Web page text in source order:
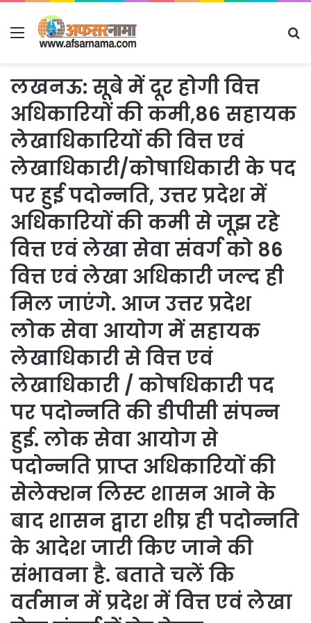
Menu
लखनऊ: सूबे में दूर होगी वित्त
अधिकारियों की कमी,86 सहायक
लेखाधिकारियों की वित्त एवं
लेखाधिकारी/कोषाधिकारी के पद
पर हुई पदोन्नति, उत्तर प्रदेश में
अधिकारियों की कमी से जूझ रहे
वित्त एवं लेखा सेवा संवर्ग को 86
वित्त एवं लेखा अधिकारी जल्द ही
मिल जाएंगे. आज उत्तर प्रदेश
लोक सेवा आयोग में सहायक
लेखाधिकारी से वित्त एवं
लेखाधिकारी / कोषधिकारी पद
पर पदोन्नति की डीपीसी संपन्न
हुई. लोक सेवा आयोग से
पदोन्नति प्राप्त अधिकारियों की
सेलेक्शन लिस्ट शासन आने के
बाद शासन द्वारा शीघ्र ही पदोन्नति
के आदेश जारी किए जाने की
संभावना है. बताते चलें कि
वर्तमान में प्रदेश में वित्त एवं लेखा